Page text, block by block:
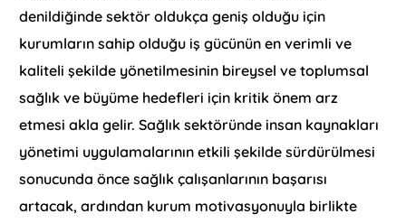
denildiğinde sektör oldukça geniş olduğu için
kurumların sahip olduğu iş gücünün en verimli ve
kaliteli şekilde yönetilmesinin bireysel ve toplumsal
sağlık ve büyüme hedefleri için kritik önem arz
etmesi akla gelir. Sağlık sektöründe insan kaynakları
yönetimi uygulamalarının etkili şekilde sürdürülmesi
sonucunda önce sağlık çalışanlarının başarısı
artacak, ardından kurum motivasyonuyla birlikte